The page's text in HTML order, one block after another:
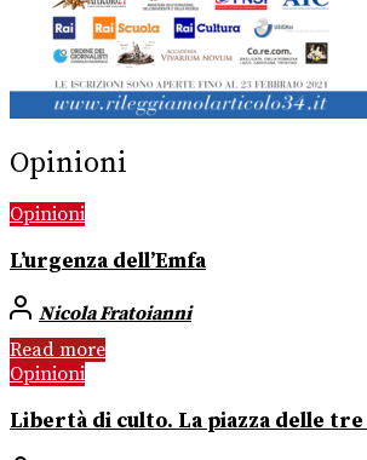
Opinioni
Opinioni
L’urgenza dell’Emfa
Nicola Fratoianni
Read more
Opinioni
Libertà di culto. La piazza delle